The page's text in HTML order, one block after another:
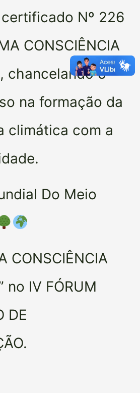
Nº 226
CONSCIÊNCIA
chancelando o
na formação da
climática com a
Do Meio
CONSCIÊNCIA
no IV FÓRUM
DE